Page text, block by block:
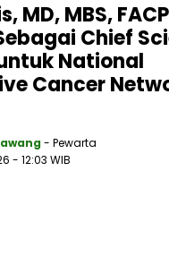
MD, MBS, FACP
Chief
National
Cancer
- Pewarta
- 12:03 WIB